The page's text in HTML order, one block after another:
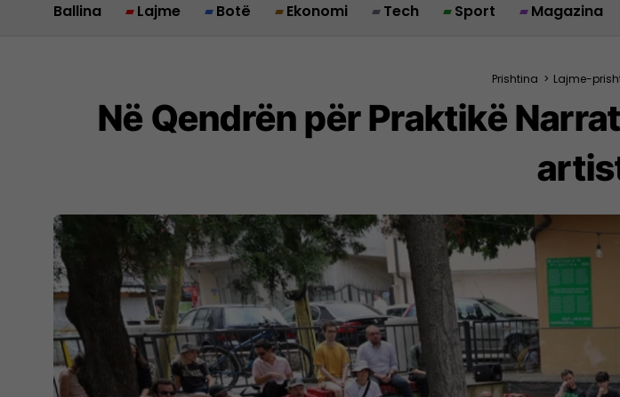
Ballina Lajme Botë Ekonomi Tech Sport Magazina
Prishtina > Lajme-
Në Qendrën për Praktikë